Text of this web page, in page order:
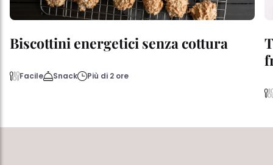
Biscottini energetici senza cottura
Facile Snack Più di 2 ore